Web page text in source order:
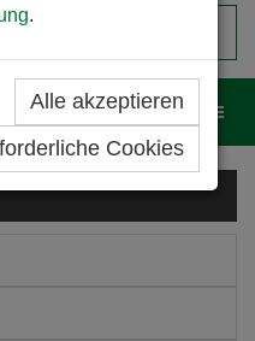
.
Alle akzeptieren
Cookies